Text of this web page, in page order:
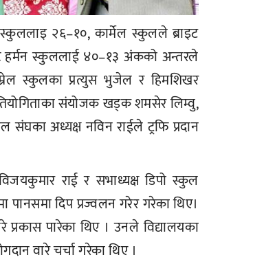
२६–१०, कार्मेल स्कुलले ब्राइट
स्कुललाई ४०–१३ अंकको अन्तरले
स्कुलका प्रत्युस भुजेल र हिमशिखर
संयोजक खड्क शमसेर लिम्वु,
अध्यक्ष नविन राईले ट्रफि प्रदान
राई र सभाध्यक्ष डिपो स्कुल
पानसमा दिप प्रज्वलन गरेर गरेका थिए।
प्रकास पारेका थिए । उनले विद्यालयका
वारे चर्चा गरेका थिए ।